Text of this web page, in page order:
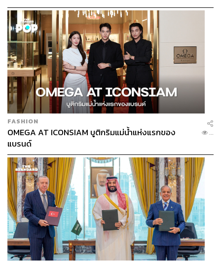
FASHION
OMEGA AT ICONSIAM บูติกริมแม่น้ำแห่งแรกของ
แบรนด์
...